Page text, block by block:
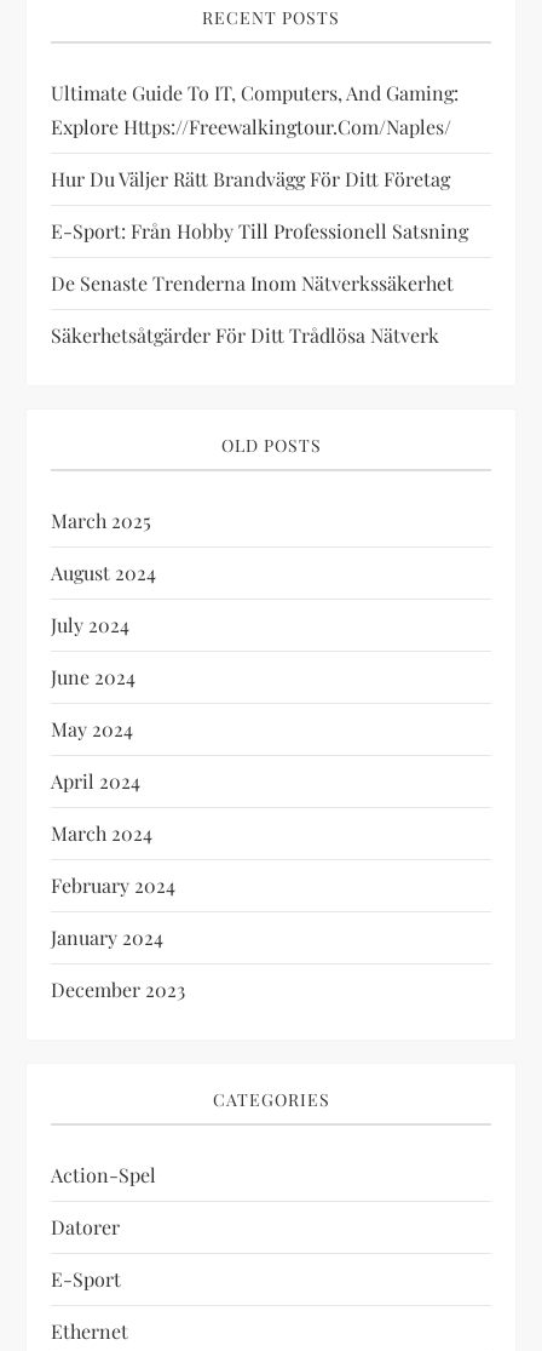
i
g
a
t
i
o
RECENT POSTS
Ultimate Guide To IT, Computers, And Gaming:
Explore Https://freewalkingtour.com/naples/
Hur Du Väljer Rätt Brandvägg För Ditt Företag
E-Sport: Från Hobby Till Professionell Satsning
De Senaste Trenderna Inom Nätverkssäkerhet
Säkerhetsåtgärder För Ditt Trådlösa Nätverk
OLD POSTS
March 2025
August 2024
July 2024
June 2024
May 2024
April 2024
March 2024
February 2024
January 2024
December 2023
CATEGORIES
Action-Spel
Datorer
E-Sport
Ethernet